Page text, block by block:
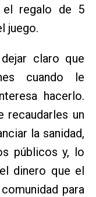
el regalo de 5
juego.
claro que
cuando le
hacerlo.
recaudarles un
la sanidad,
públicos y, lo
dinero que el
para